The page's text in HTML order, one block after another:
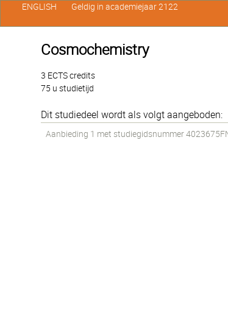
Cosmochemistry
3 ECTS credits
75 u studietijd
Dit studiedeel wordt als volgt aangeboden:
Aanbieding 1 met studiegidsnummer
ENGLISH Geldig in academiejaar 2122